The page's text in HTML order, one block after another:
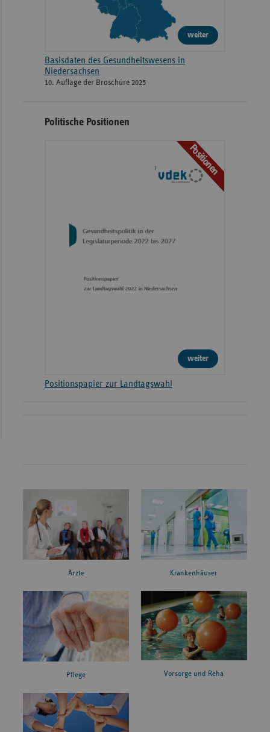
weiter
Basisdaten des Gesundheitswesens in
Niedersachsen
10. Auflage der Broschüre 2025
Politische Positionen
Positionen
weiter
Positionspapier zur Landtagswahl
Ärzte Krankenhäuser
Pflege Vorsorge und Reha